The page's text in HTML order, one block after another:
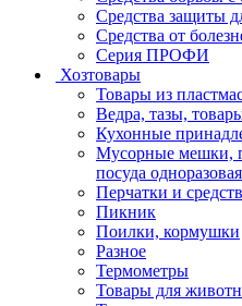
Средства защиты
Средства от
Серия ПРОФИ
Хозтовары
Товары из
Ведра, тазы,
Кухонные
Мусорные мешки,
посуда одноразовая
Перчатки и
Пикник
Поилки, кормушки
Разное
Термометры
Товары для